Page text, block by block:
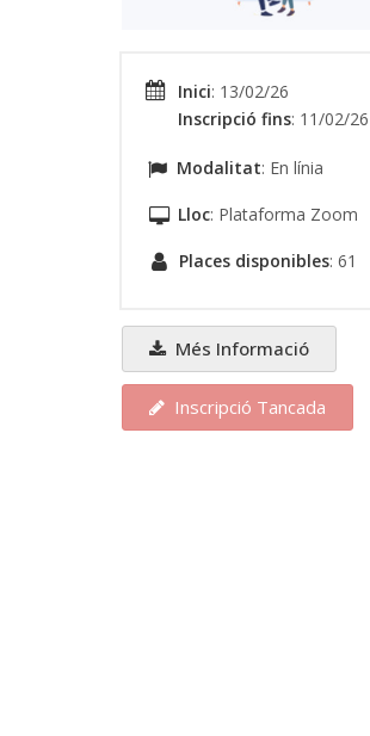
Inici: 13/02/26
Inscripció fins: 11/02/26
Modalitat: En línia
Lloc: Plataforma Zoom
Places disponibles: 61
Més Informació
Inscripció Tancada